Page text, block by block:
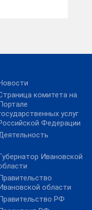
комитета на
услуг
Федерации
Ивановской
области
РФ